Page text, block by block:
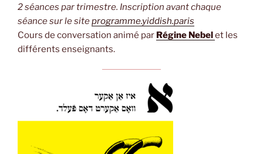
2 séances par trimestre. Inscription avant chaque
séance sur le siteprogramme.yiddish.paris
Cours de conversation animé par Régine Nebelet les
différents enseignants.